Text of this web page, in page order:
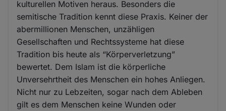
kulturellen Motiven heraus. Besonders die
semitische Tradition kennt diese Praxis. Keiner der
abermillionen Menschen, unzähligen
Gesellschaften und Rechtssysteme hat diese
Tradition bis heute als “Körperverletzung”
bewertet. Dem Islam ist die körperliche
Unversehrtheit des Menschen ein hohes Anliegen.
Nicht nur zu Lebzeiten, sogar nach dem Ableben
gilt es dem Menschen keine Wunden oder